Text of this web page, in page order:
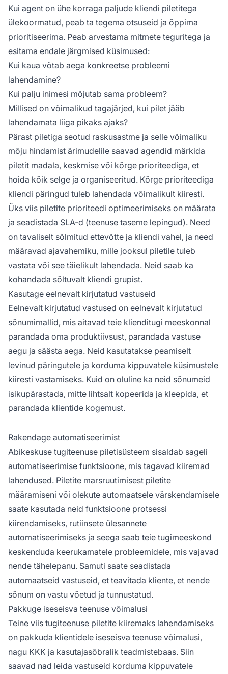
Kui agent on ühe korraga paljude kliendi piletitega
ülekoormatud, peab ta tegema otsuseid ja õppima
prioritiseerima. Peab arvestama mitmete teguritega ja
esitama endale järgmised küsimused:
Kui kaua võtab aega konkreetse probleemi
lahendamine?
Kui palju inimesi mõjutab sama probleem?
Millised on võimalikud tagajärjed, kui pilet jääb
lahendamata liiga pikaks ajaks?
Pärast piletiga seotud raskusastme ja selle võimaliku
mõju hindamist ärimudelile saavad agendid märkida
piletit madala, keskmise või kõrge prioriteediga, et
hoida kõik selge ja organiseeritud. Kõrge prioriteediga
kliendi päringud tuleb lahendada võimalikult kiiresti.
Üks viis piletite prioriteedi optimeerimiseks on määrata
ja seadistada SLA-d (teenuse taseme lepingud). Need
on tavaliselt sõlmitud ettevõtte ja kliendi vahel, ja need
määravad ajavahemiku, mille jooksul piletile tuleb
vastata või see täielikult lahendada. Neid saab ka
kohandada sõltuvalt kliendi grupist.
Kasutage eelnevalt kirjutatud vastuseid
Eelnevalt kirjutatud vastused on eelnevalt kirjutatud
sõnumimallid, mis aitavad teie klienditugi meeskonnal
parandada oma produktiivsust, parandada vastuse
aegu ja säästa aega. Neid kasutatakse peamiselt
levinud päringutele ja korduma kippuvatele küsimustele
kiiresti vastamiseks. Kuid on oluline ka neid sõnumeid
isikupärastada, mitte lihtsalt kopeerida ja kleepida, et
parandada klientide kogemust.
Rakendage automatiseerimist
Abikeskuse tugiteenuse piletisüsteem sisaldab sageli
automatiseerimise funktsioone, mis tagavad kiiremad
lahendused. Piletite marsruutimisest piletite
määramiseni või olekute automaatsele värskendamisele
saate kasutada neid funktsioone protsessi
kiirendamiseks, rutiinsete ülesannete
automatiseerimiseks ja seega saab teie tugimeeskond
keskenduda keerukamatele probleemidele, mis vajavad
nende tähelepanu. Samuti saate seadistada
automaatseid vastuseid, et teavitada kliente, et nende
sõnum on vastu võetud ja tunnustatud.
Pakkuge iseseisva teenuse võimalusi
Teine viis tugiteenuse piletite kiiremaks lahendamiseks
on pakkuda klientidele iseseisva teenuse võimalusi,
nagu KKK ja kasutajasõbralik teadmistebaas. Siin
saavad nad leida vastuseid korduma kippuvatele